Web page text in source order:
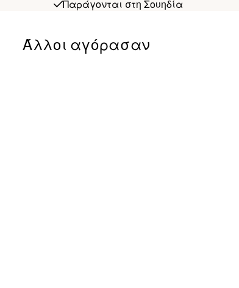
Παράγονται στη Σουηδία
Άλλοι αγόρασαν